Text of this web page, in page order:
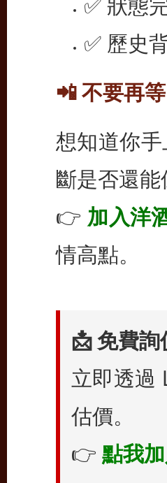
✅ 狀態
✅ 歷史
📲 不要再
想知道你
斷是否還
👉 加入洋
情高點。
📩 免費詢
立即透過
估價。
👉 點我